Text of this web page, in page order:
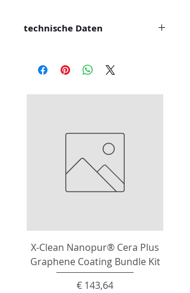
technische Daten
Max. Druck [BAR I PSI] 10.3/ 150
Füllleistung (l/min) 40
enthalten, im Karton Gewicht
mit Akku (EPTA) (kg) 4.8 (M18
X-Clean Nanopur® Cera Plus
Graphene Coating Bundle Kit
Preis
€ 143,64